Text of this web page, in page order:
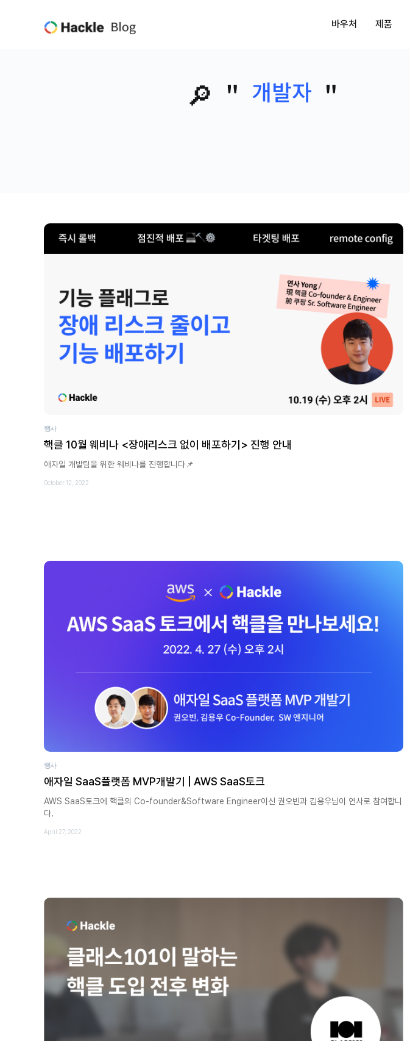
바우처 제품
🔎 " 개발자 "
행사
핵클 10월 웨비나 <장애리스크 없이 배포하기> 진행 안내
애자일 개발팀을 위한 웨비나를 진행합니다📌
October 12, 2022
행사
애자일 SaaS플랫폼 MVP개발기 | AWS SaaS토크
AWS SaaS토크에 핵클의 Co-founder&Software Engineer이신 권오빈과 김용우님이 연사로 참여합니
다.
April 27, 2022